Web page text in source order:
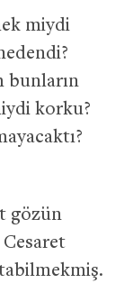
miydi
bunların
korku?
gözün